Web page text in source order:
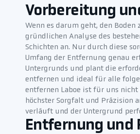
Vorbereitung
Wenn es darum geht, den
gründlichen Analyse des
Schichten an. Nur durch diese
Umfang der Entfernung genau
Untergrunds und plant die
entfernen und ideal für alle
entfernen Laboe ist für uns
höchster Sorgfalt und Präzision
verläuft und der Untergrund
Entfernung und